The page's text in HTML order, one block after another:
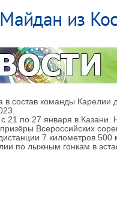
из
в состав команды Карелии
21 по 27 января в Казани.
Всероссийских
7 километров
по лыжным гонкам в